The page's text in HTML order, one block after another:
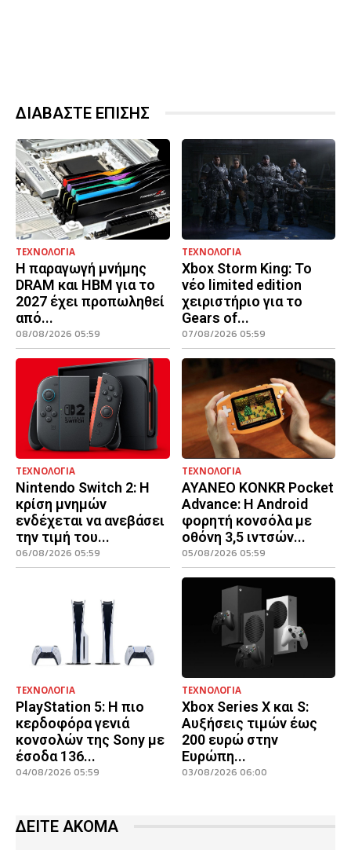
ΔΙΑΒΑΣΤΕ ΕΠΙΣΗΣ
ΤΕΧΝΟΛΟΓΙΑ
Η παραγωγή μνήμης
DRAM και HBM για το
2027 έχει προπωληθεί
από...
08/08/2026 05:59
ΤΕΧΝΟΛΟΓΙΑ
Xbox Storm King: Το
νέο limited edition
χειριστήριο για το
Gears of...
07/08/2026 05:59
ΤΕΧΝΟΛΟΓΙΑ
Nintendo Switch 2: Η
κρίση μνημών
ενδέχεται να ανεβάσει
την τιμή του...
06/08/2026 05:59
ΤΕΧΝΟΛΟΓΙΑ
AYANEO KONKR Pocket
Advance: Η Android
φορητή κονσόλα με
οθόνη 3,5 ιντσών...
05/08/2026 05:59
ΤΕΧΝΟΛΟΓΙΑ
PlayStation 5: Η πιο
κερδοφόρα γενιά
κονσολών της Sony με
έσοδα 136...
04/08/2026 05:59
ΤΕΧΝΟΛΟΓΙΑ
Xbox Series X και S:
Αυξήσεις τιμών έως
200 ευρώ στην
Ευρώπη...
03/08/2026 06:00
ΔΕΙΤΕ ΑΚΟΜΑ